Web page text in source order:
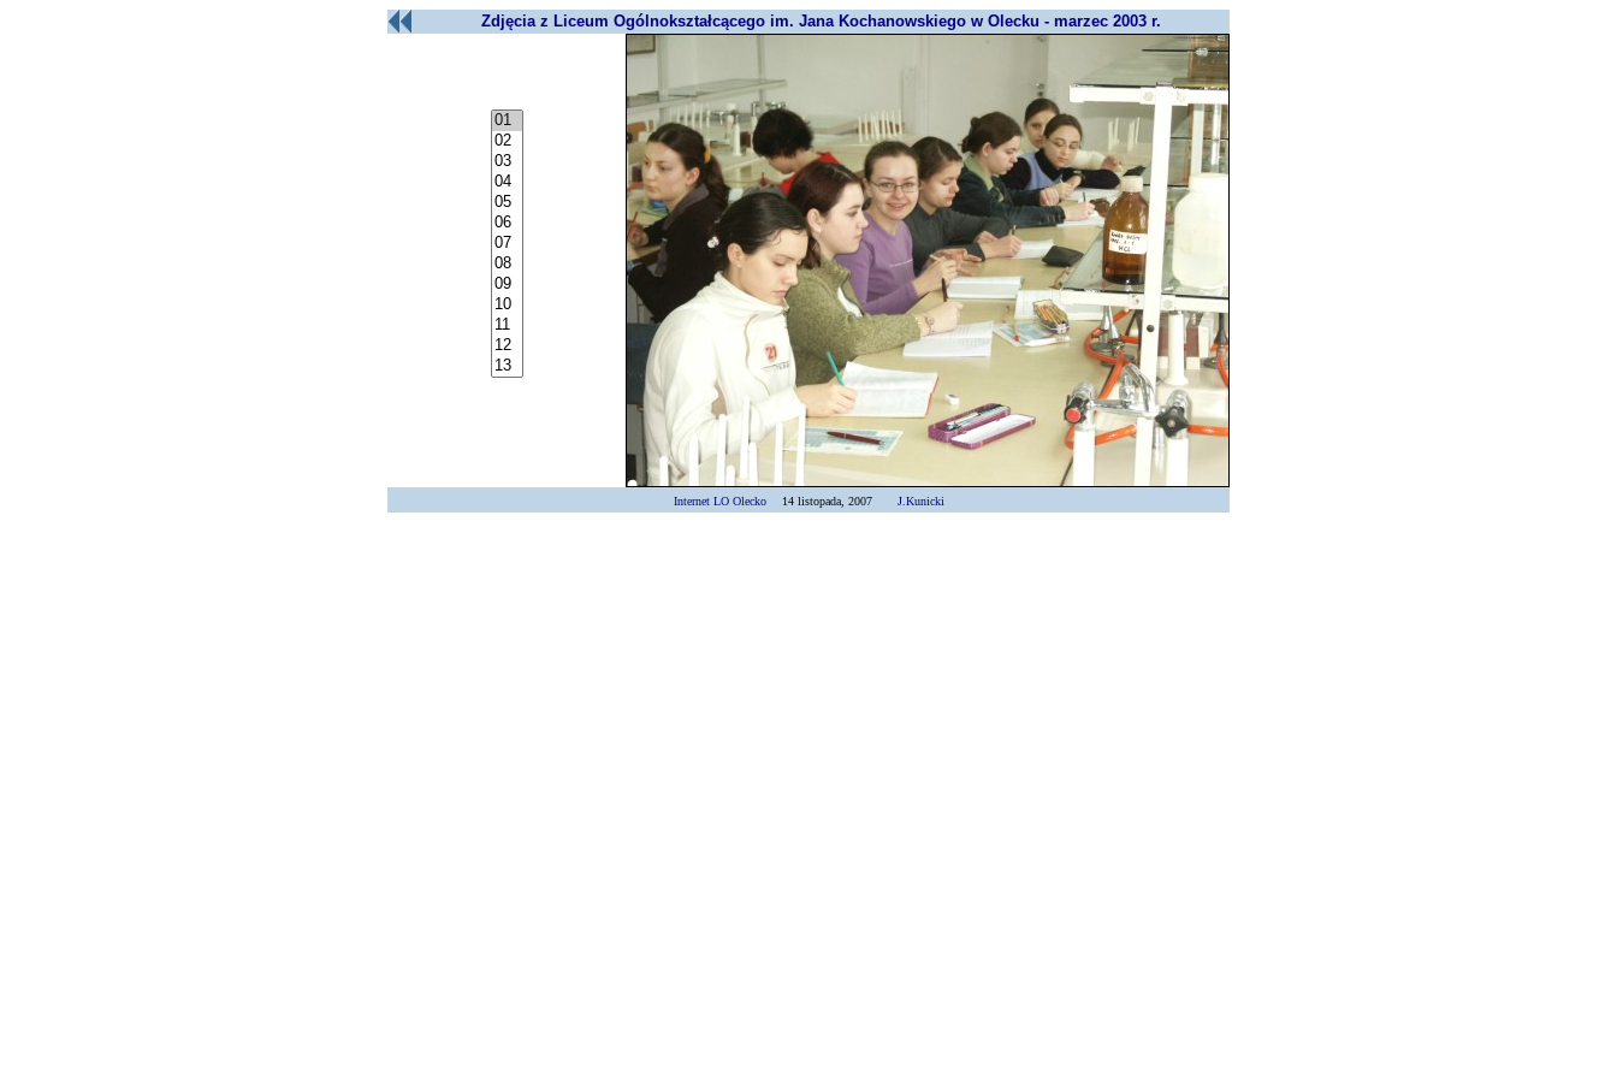
Zdjęcia z Liceum Ogólnokształcącego im. Jana Kochanowskiego w Olecku - marzec 2003 r.
Internet LO Olecko 14 listopada, 2007 J.Kunicki